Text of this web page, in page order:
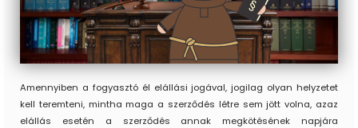
Amennyiben a fogyasztó él elállási jogával, jogilag olyan helyzetet
kell teremteni, mintha maga a szerződés létre sem jött volna, azaz
elállás esetén a szerződés annak megkötésének napjára